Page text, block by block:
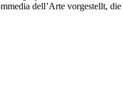
dell’Arte vorgestellt,